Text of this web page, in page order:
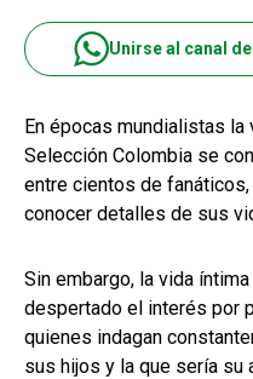
Unirse al canal
En épocas mundialistas
Selección Colombia se
entre cientos de
conocer detalles de sus
Sin embargo, la vida
despertado el interés por
quienes indagan
sus hijos y la que sería su